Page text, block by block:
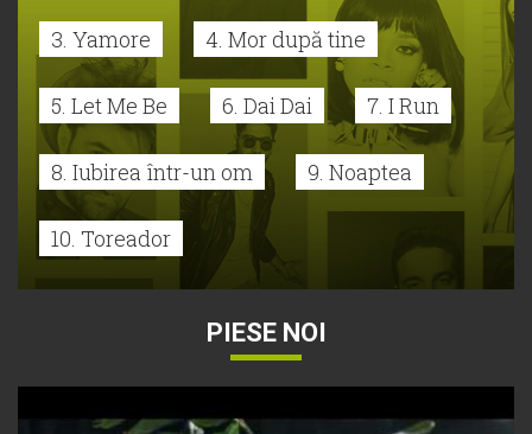
3. Yamore 4. Mor după tine
5. Let Me Be 6. Dai Dai 7. I Run
8. Iubirea într-un om 9. Noaptea
10. Toreador
PIESE NOI